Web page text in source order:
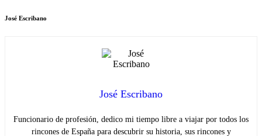
José Escribano
José Escribano
Funcionario de profesión, dedico mi tiempo libre a viajar por todos los
rincones de España para descubrir su historia, sus rincones y